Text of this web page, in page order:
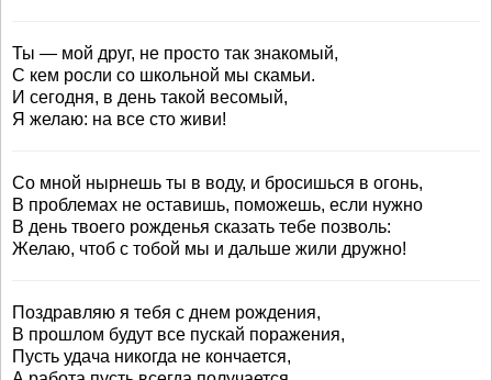
Ты — мой друг, не просто так знакомый,
С кем росли со школьной мы скамьи.
И сегодня, в день такой весомый,
Я желаю: на все сто живи!
Со мной нырнешь ты в воду, и бросишься в огонь,
В проблемах не оставишь, поможешь, если нужно
В день твоего рожденья сказать тебе позволь:
Желаю, чтоб с тобой мы и дальше жили дружно!
Поздравляю я тебя с днем рождения,
В прошлом будут все пускай поражения,
Пусть удача никогда не кончается,